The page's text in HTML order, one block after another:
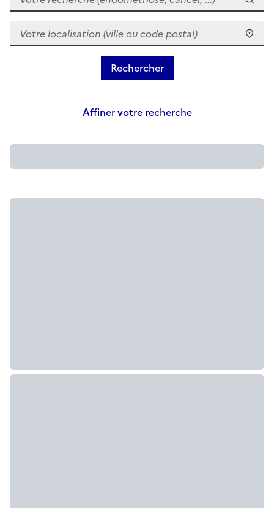
Votre localisation (ville ou code postal)
Affiner votre recherche